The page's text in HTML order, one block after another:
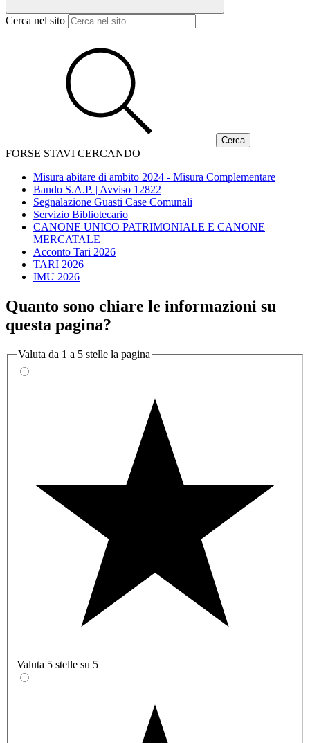
Cerca nel sito
FORSE STAVI CERCANDO
Misura abitare di ambito 2024 - Misura Complementare
Bando S.A.P. | Avviso 12822
Segnalazione Guasti Case Comunali
Servizio Bibliotecario
CANONE UNICO PATRIMONIALE E CANONE
MERCATALE
Acconto Tari 2026
TARI 2026
IMU 2026
Quanto sono chiare le informazioni su
questa pagina?
Valuta da 1 a 5 stelle la pagina
Valuta 5 stelle su 5